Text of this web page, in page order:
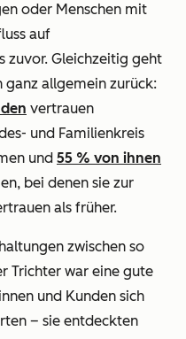
oder Menschen mit
auf
zuvor. Gleichzeitig geht
ganz allgemein zurück:
vertrauen
und Familienkreis
und 55 % von ihnen
bei denen sie zur
als früher.
zwischen so
Trichter war eine gute
und Kunden sich
– sie entdeckten